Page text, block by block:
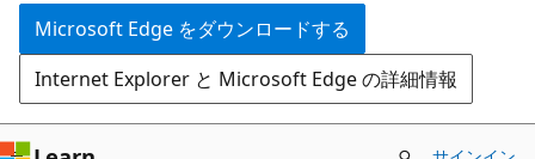
ツ
に
ス
キ
ッ
ー
シ
ョ
ン
に
Microsoft Edge をダウンロードする
Internet Explorer と Microsoft Edge の詳細情報